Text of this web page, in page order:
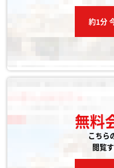
約1分
無料
こちら
閲覧